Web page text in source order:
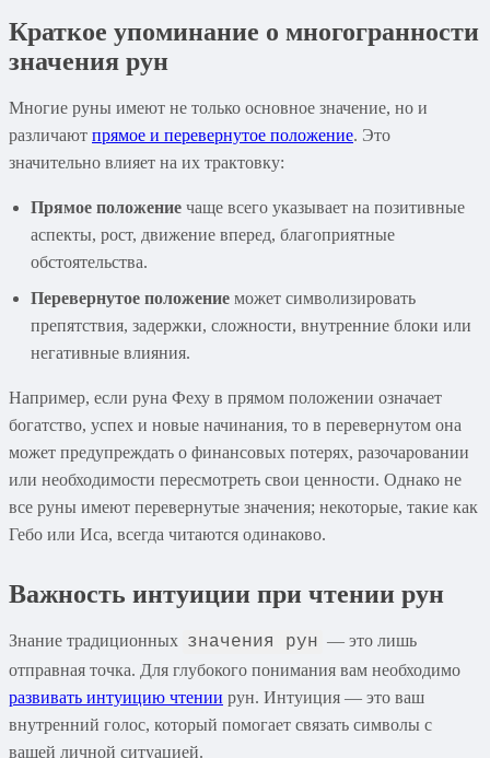
Краткое упоминание о многогранности
значения рун
Многие руны имеют не только основное значение, но и
различают прямое и перевернутое положение. Это
значительно влияет на их трактовку:
Прямое положение чаще всего указывает на позитивные
аспекты, рост, движение вперед, благоприятные
обстоятельства.
Перевернутое положение может символизировать
препятствия, задержки, сложности, внутренние блоки или
негативные влияния.
Например, если руна Феху в прямом положении означает
богатство, успех и новые начинания, то в перевернутом она
может предупреждать о финансовых потерях, разочаровании
или необходимости пересмотреть свои ценности. Однако не
все руны имеют перевернутые значения; некоторые, такие как
Гебо или Иса, всегда читаются одинаково.
Важность интуиции при чтении рун
Знание традиционных значения рун — это лишь
отправная точка. Для глубокого понимания вам необходимо
развивать интуицию чтении рун. Интуиция — это ваш
внутренний голос, который помогает связать символы с
вашей личной ситуацией.